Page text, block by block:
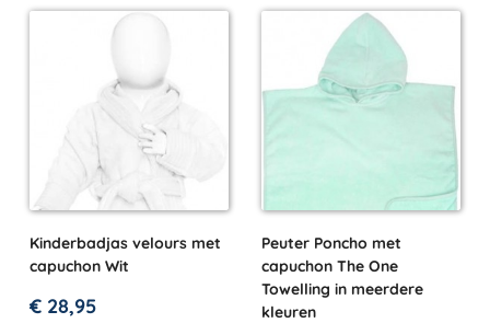
Kinderbadjas velours met
capuchon Wit
€ 28,95
Peuter Poncho met
capuchon The One
Towelling in meerdere
kleuren